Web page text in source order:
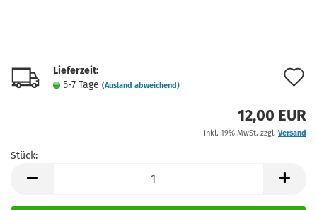
Lieferzeit:
5-7 Tage (Ausland abweichend)
12,00 EUR
inkl. 19% MwSt. zzgl. Versand
Stück: